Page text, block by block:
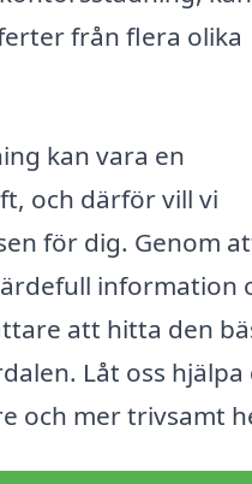
från flera olika
kan vara en
och därför vill vi
för dig. Genom
information
att hitta den
Låt oss hjälpa
och mer trivsamt